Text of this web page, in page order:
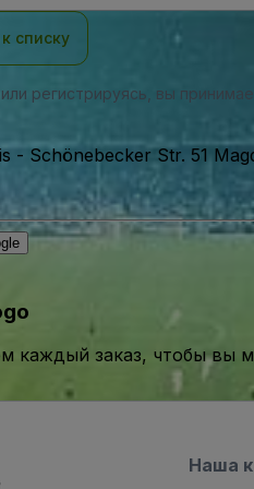
списку
регистрируясь, вы
- Schönebecker Str. 51
заказ, чтобы вы
Наша